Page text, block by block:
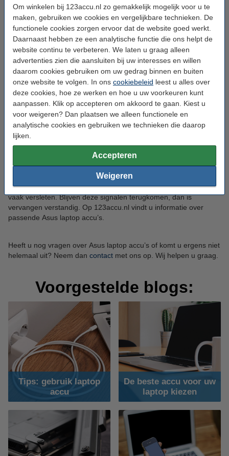
Om winkelen bij 123accu.nl zo gemakkelijk mogelijk voor u te
maken, gebruiken we cookies en vergelijkbare technieken. De
functionele cookies zorgen ervoor dat de website goed werkt.
Daarnaast hebben ze een analytische functie die ons helpt de
website continu te verbeteren. We laten u graag alleen
advertenties zien die aansluiten bij uw interesses en willen
daarom cookies gebruiken om uw gedrag binnen en buiten
onze website te volgen. In ons cookiebeleid leest u alles over
deze cookies, hoe ze werken en hoe u uw voorkeuren kunt
aanpassen. Klik op accepteren om akkoord te gaan. Kiest u
voor weigeren? Dan plaatsen we alleen functionele en
analytische cookies en gebruiken we technieken die daarop
lijken.
Accepteren
Weigeren
instellingen. Ook ontbrekende kalibratie kan zorgen voor een
onbetrouwbaar laadpercentage. Op 123accu.nl leest u hoe u
deze oorzaken herkent en aanpakt.
Hoe reset ik de batterij van mijn
Asus laptop?
U reset de batterij door de accu volledig op te laden, daarna
gecontroleerd leeg te laten lopen en vervolgens opnieuw
ononderbroken op te laden. Dit proces wordt ook wel kalibreren
genoemd en herstelt de meting van het laadniveau. Op
123accu.nl vindt u een duidelijk stappenplan.
Hoe weet ik of de batterij van mijn
Asus laptop kapot is?
Wanneer de accuduur sterk is afgenomen, de laptop onverwacht
uitschakelt of het laadpercentage onnauwkeurig blijft, is de accu
vaak versleten. Blijven deze signalen terugkomen, dan is
vervangen verstandig. Op 123accu.nl vindt u informatie over
passende Asus laptop accu’s.
Heeft u nog vragen over Asus laptop accu’s of komt u ergens niet
helemaal uit? Neem dan contact met ons op. Wij helpen u graag.
Voorgestelde blogs:
Tips: gebruik laptop
accu
De beste accu voor uw
laptop kiezen